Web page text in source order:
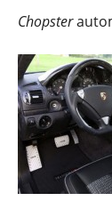
Chopster